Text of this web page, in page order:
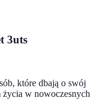
3uts
które dbają o swój
w nowoczesnych